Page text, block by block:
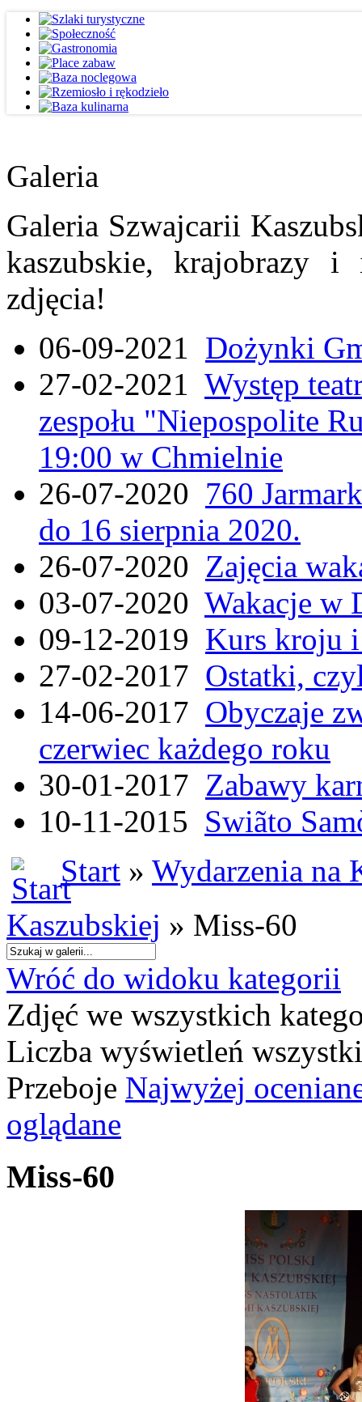
Galeria
Galeria Szwajcarii
kaszubskie, krajobrazy
zdjęcia!
06-09-2021 Dożynki
27-02-2021 Występ
zespołu "Niepospolite
19:00 w Chmielnie
26-07-2020 760
do 16 sierpnia 2020.
26-07-2020 Zajęcia
03-07-2020 Wakacje w
09-12-2019 Kurs kroju i
27-02-2017 Ostatki,
14-06-2017 Obyczaje
czerwiec każdego roku
30-01-2017 Zabawy
10-11-2015 Swiãto
Start » Wydarzenia na
Kaszubskiej » Miss-60
Wróć do widoku kategorii
Zdjęć we wszystkich
Liczba wyświetleń
Przeboje Najwyżej
oglądane
Miss-60